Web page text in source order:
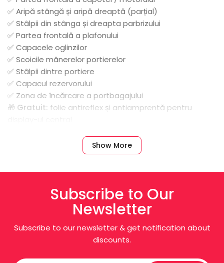
✅ Aripă stângă și aripă dreaptă (parțial)
✅ Stâlpii din stânga și dreapta parbrizului
✅ Partea frontală a plafonului
✅ Capacele oglinzilor
✅ Scoicile mânerelor portierelor
✅ Stâlpii dintre portiere
✅ Capacul rezervorului
✅ Zona de încărcare a portbagajului
🎁 Gratuit: folie antireflex și antiamprentă pentru
Show More
Subscribe to Our
Newsletter
Subscribe to our newsletter & get notification about
discounts.